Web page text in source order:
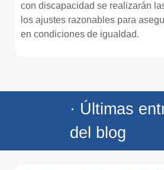
con discapacidad se realizarán
los ajustes razonables para
en condiciones de igualdad.
· Últimas
del blog